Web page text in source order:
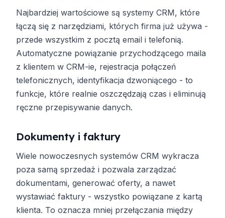
Najbardziej wartościowe są systemy CRM, które
łączą się z narzędziami, których firma już używa -
przede wszystkim z pocztą email i telefonią.
Automatyczne powiązanie przychodzącego maila
z klientem w CRM-ie, rejestracja połączeń
telefonicznych, identyfikacja dzwoniącego - to
funkcje, które realnie oszczędzają czas i eliminują
ręczne przepisywanie danych.
Dokumenty i faktury
Wiele nowoczesnych systemów CRM wykracza
poza samą sprzedaż i pozwala zarządzać
dokumentami, generować oferty, a nawet
wystawiać faktury - wszystko powiązane z kartą
klienta. To oznacza mniej przełączania między